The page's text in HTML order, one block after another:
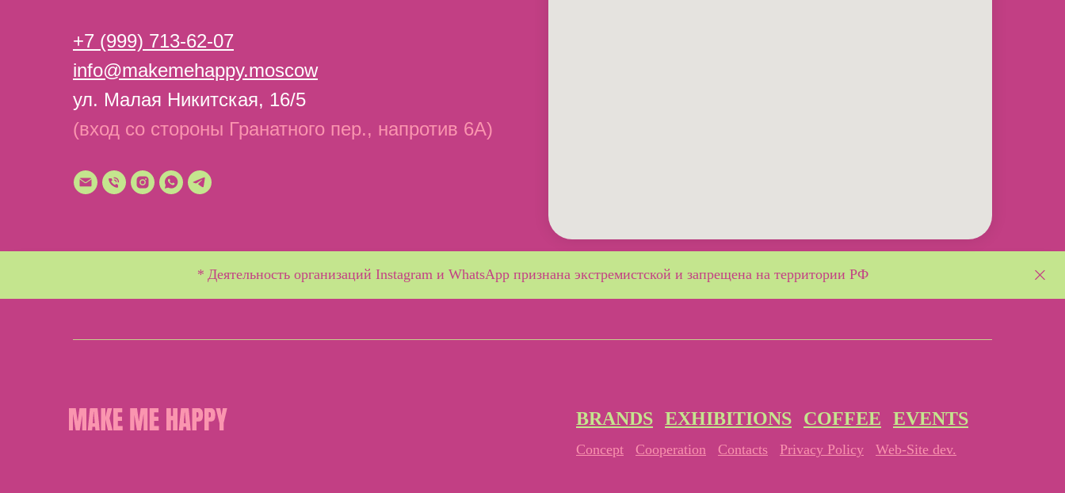
+7 (999) 713-62-07
info@makemehappy.moscow
ул. Малая Никитская, 16/5
(вход со стороны Гранатного пер., напротив 6А)
* Деятельность организаций Instagram и WhatsApp признана экстремистской и запрещена на территории РФ
BRANDS EXHIBITIONS COFFEE EVENTS
Concept Cooperation Contacts Privacy Policy Web-Site dev.